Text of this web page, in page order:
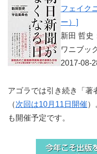
フェイク
ー）]
新田 哲史
ワニブッ
2017-08-
アゴラでは引き続き「著
（次回は10月11日開催
も開催予定です。